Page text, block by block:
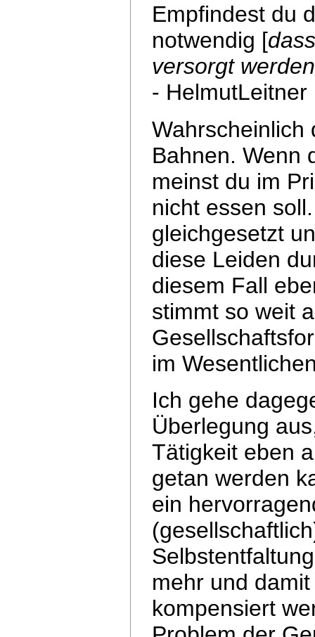
Empfindest du
notwendig [
versorgt
- HelmutLeitner
Wahrscheinlich
Bahnen. Wenn
meinst du im
nicht essen
gleichgesetzt
diese Leiden
diesem Fall
stimmt so weit
im
Ich gehe
Überlegung
Tätigkeit eben
getan werden
ein
mehr und
kompensiert